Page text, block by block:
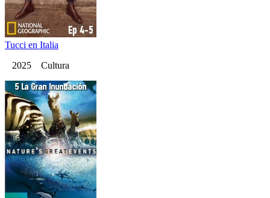
Tucci en Italia
2025 Cultura